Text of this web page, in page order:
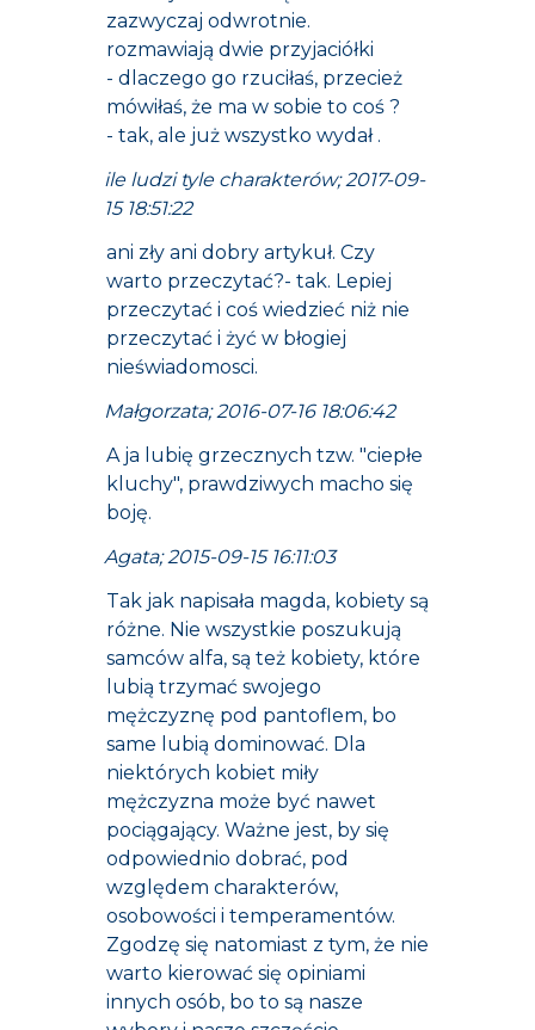
zazwyczaj odwrotnie.
rozmawiają dwie przyjaciółki
- dlaczego go rzuciłaś, przecież
mówiłaś, że ma w sobie to coś ?
- tak, ale już wszystko wydał .
ile ludzi tyle charakterów; 2017-09-
15 18:51:22
ani zły ani dobry artykuł. Czy
warto przeczytać?- tak. Lepiej
przeczytać i coś wiedzieć niż nie
przeczytać i żyć w błogiej
nieświadomosci.
Małgorzata; 2016-07-16 18:06:42
A ja lubię grzecznych tzw. "ciepłe
kluchy", prawdziwych macho się
boję.
Agata; 2015-09-15 16:11:03
Tak jak napisała magda, kobiety są
różne. Nie wszystkie poszukują
samców alfa, są też kobiety, które
lubią trzymać swojego
mężczyznę pod pantoflem, bo
same lubią dominować. Dla
niektórych kobiet miły
mężczyzna może być nawet
pociągający. Ważne jest, by się
odpowiednio dobrać, pod
względem charakterów,
osobowości i temperamentów.
Zgodzę się natomiast z tym, że nie
warto kierować się opiniami
innych osób, bo to są nasze